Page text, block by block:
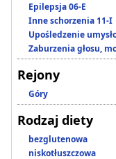
Epilepsja 06-E
Inne schorzenia 11-I
Upośledzenie
Zaburzenia głosu,
Rejony
Góry
Rodzaj diety
bezglutenowa
niskotłuszczowa